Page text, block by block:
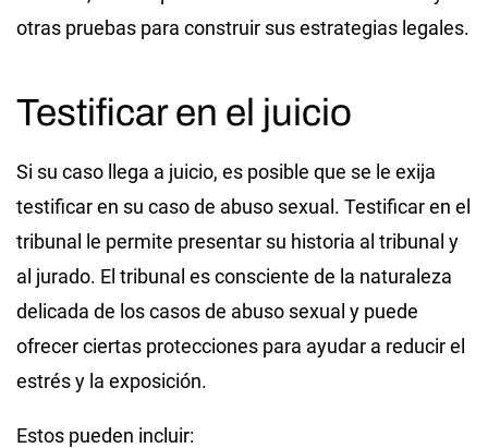
otras pruebas para construir sus estrategias legales.
Testificar en el juicio
Si su caso llega a juicio, es posible que se le exija
testificar en su caso de abuso sexual. Testificar en el
tribunal le permite presentar su historia al tribunal y
al jurado. El tribunal es consciente de la naturaleza
delicada de los casos de abuso sexual y puede
ofrecer ciertas protecciones para ayudar a reducir el
estrés y la exposición.
Estos pueden incluir: